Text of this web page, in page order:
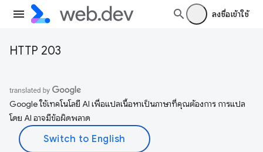
ลงชื่อเข้าใช้
HTTP 203
Google ใช้เทคโนโลยี AI เพื่อแปลเนื้อหาเป็นภาษาที่คุณต้องการ การแปล
โดย AI อาจมีข้อผิดพลาด